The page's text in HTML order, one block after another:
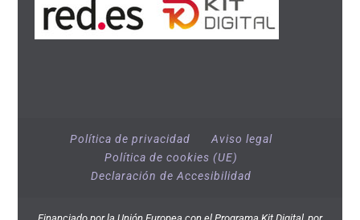
Política de privacidad
Aviso legal
Política de cookies (UE)
Declaración de Accesibilidad